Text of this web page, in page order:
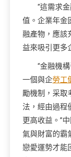
“這需求
值。企業年金
融產物，應該
益來吸引更多
“金融機
一個與企勞工
勵機制，采取
法，經由過程
更高收益。”
氣與財富的霸
戀愛運勢才能